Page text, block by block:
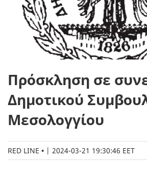
Πρόσκληση σε
Δημοτικού
Μεσολογγίου
RED LINE | 2024-03-21 19:30:46 EET